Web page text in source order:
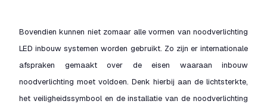
Bovendien kunnen niet zomaar alle vormen van noodverlichting
LED inbouw systemen worden gebruikt. Zo zijn er internationale
afspraken gemaakt over de eisen waaraan inbouw
noodverlichting moet voldoen. Denk hierbij aan de lichtsterkte,
het veiligheidssymbool en de installatie van de noodverlichting